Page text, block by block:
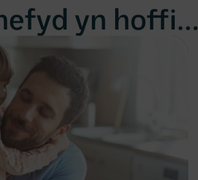
yn hoffi...